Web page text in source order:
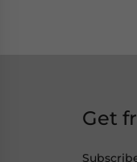
Get